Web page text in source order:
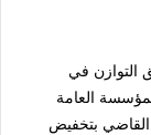
التوازن في
العامة
القاضي بتخفيض